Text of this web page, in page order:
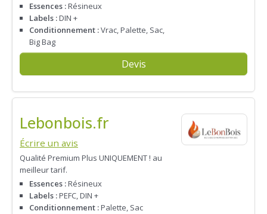
Essences :Résineux
Labels :DIN +
Conditionnement :Vrac, Palette, Sac,
Big Bag
Devis
Lebonbois.fr
Écrire un avis
Qualité Premium Plus UNIQUEMENT ! au
meilleur tarif.
Essences :Résineux
Labels :PEFC, DIN +
Conditionnement :Palette, Sac